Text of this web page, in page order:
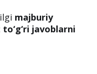
39,598 foiz